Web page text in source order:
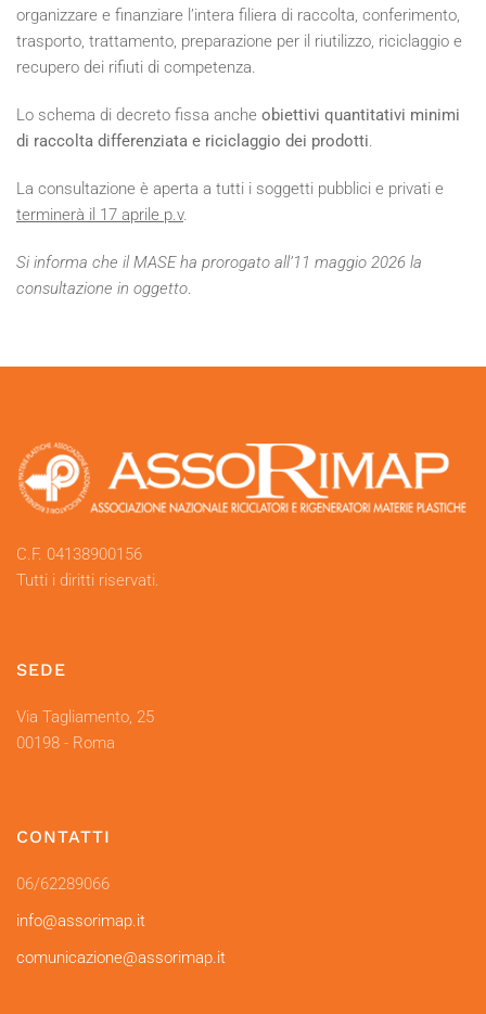
organizzare e finanziare l’intera filiera di raccolta, conferimento,
trasporto, trattamento, preparazione per il riutilizzo, riciclaggio e
recupero dei rifiuti di competenza.
Lo schema di decreto fissa anche obiettivi quantitativi minimi
di raccolta differenziata e riciclaggio dei prodotti.
La consultazione è aperta a tutti i soggetti pubblici e privati e
terminerà il 17 aprile p.v.
Si informa che il MASE ha prorogato all’11 maggio 2026 la
consultazione in oggetto.
C.F. 04138900156
Tutti i diritti riservati.
SEDE
Via Tagliamento, 25
00198 - Roma
CONTATTI
06/62289066
info@assorimap.it
comunicazione@assorimap.it